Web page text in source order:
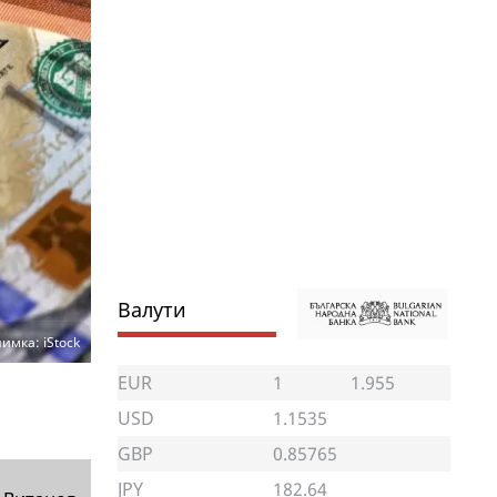
iStock
Валути
EUR 1
1.955
USD
1.1535
GBP
0.85765
JPY
182.64